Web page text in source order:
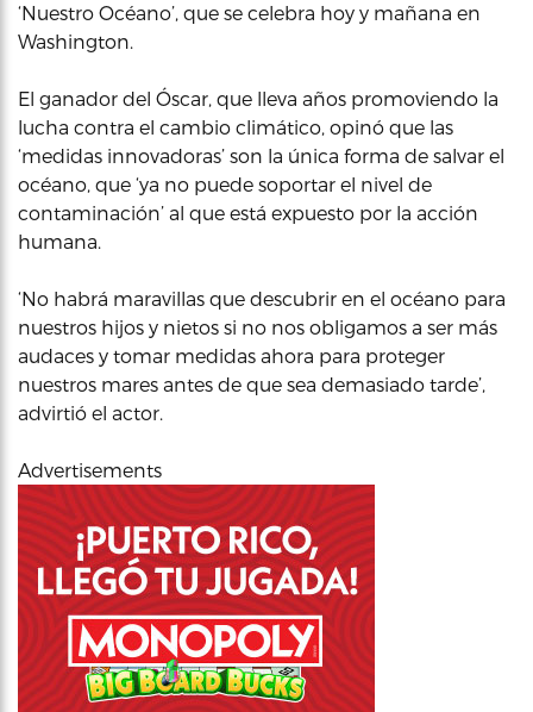
‘Nuestro Océano’, que se celebra hoy y mañana en
Washington.
El ganador del Óscar, que lleva años promoviendo la
lucha contra el cambio climático, opinó que las
‘medidas innovadoras’ son la única forma de salvar el
océano, que ‘ya no puede soportar el nivel de
contaminación’ al que está expuesto por la acción
humana.
‘No habrá maravillas que descubrir en el océano para
nuestros hijos y nietos si no nos obligamos a ser más
audaces y tomar medidas ahora para proteger
nuestros mares antes de que sea demasiado tarde’,
advirtió el actor.
Advertisements